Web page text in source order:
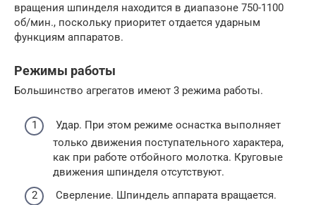
вращения шпинделя находится в диапазоне 750-1100
об/мин., поскольку приоритет отдается ударным
функциям аппаратов.
Режимы работы
Большинство агрегатов имеют 3 режима работы.
Удар. При этом режиме оснастка выполняет
только движения поступательного характера,
как при работе отбойного молотка. Круговые
движения шпинделя отсутствуют.
Сверление. Шпиндель аппарата вращается.